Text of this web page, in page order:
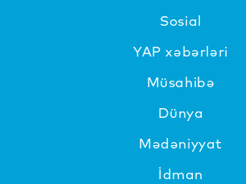
Sosial
YAP xəbərləri
Müsahibə
Dünya
Mədəniyyat
İdman